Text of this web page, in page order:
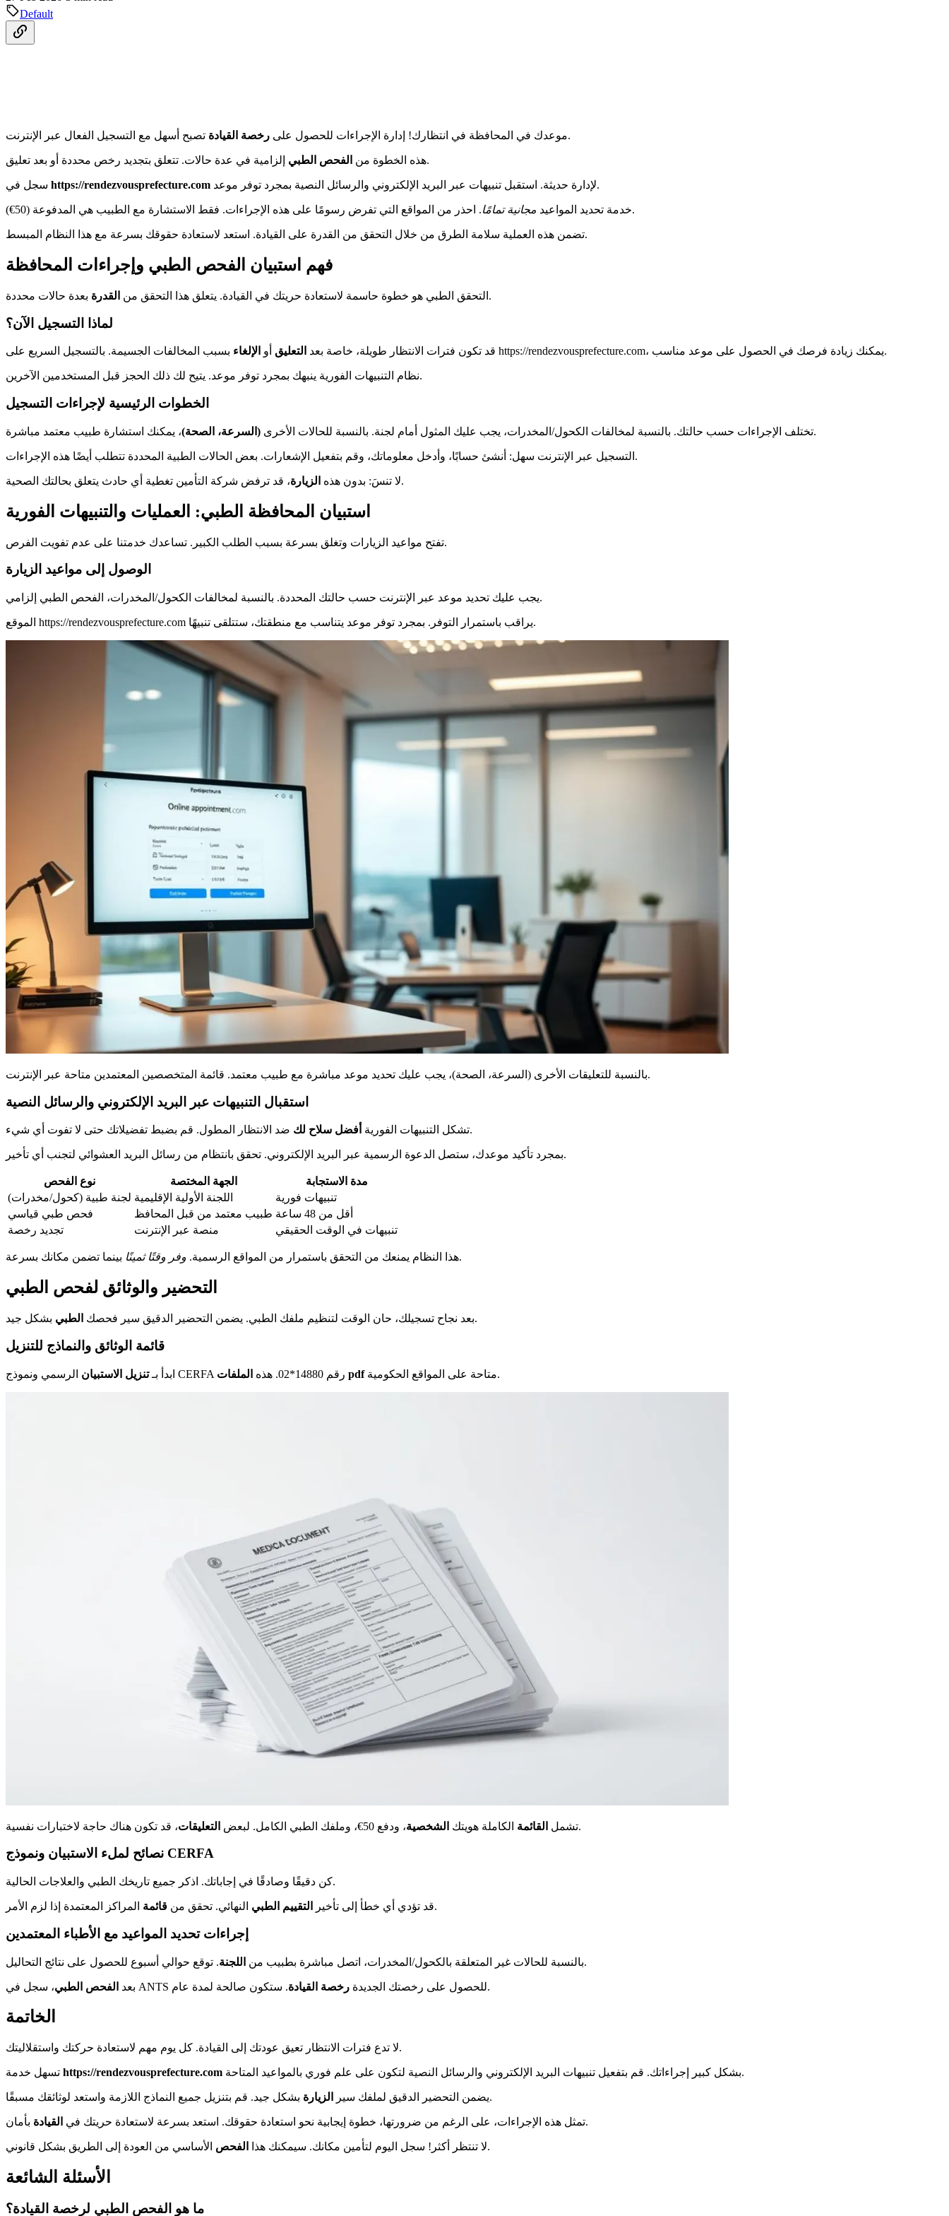
Default
موعدك في المحافظة في انتظارك! إدارة الإجراءات للحصول على رخصة القيادة تصبح أسهل مع التسجيل الفعال عبر الإنترنت.
هذه الخطوة من الفحص الطبي إلزامية في عدة حالات. تتعلق بتجديد رخص محددة أو بعد تعليق.
https://rendezvousprefecture.com لإدارة حديثة. استقبل تنبيهات عبر البريد الإلكتروني والرسائل النصية بمجرد توفر موعد.
خدمة تحديد المواعيد مجانية تمامًا . احذر من المواقع التي تفرض رسومًا على هذه الإجراءات. فقط الاستشارة مع الطبيب هي المدفوعة (50€).
تضمن هذه العملية سلامة الطرق من خلال التحقق من القدرة على القيادة. استعد لاستعادة حقوقك بسرعة مع هذا النظام المبسط.
فهم استبيان الفحص الطبي وإجراءات المحافظة
التحقق الطبي هو خطوة حاسمة لاستعادة حريتك في القيادة. يتعلق هذا التحقق من القدرة بعدة حالات محددة.
لماذا التسجيل الآن؟
قد تكون فترات الانتظار طويلة، خاصة بعد التعليق أو الإلغاء بسبب المخالفات الجسيمة. بالتسجيل السريع على https://rendezvousprefecture.com، يمكنك زيادة فرصك في الحصول على موعد مناسب.
نظام التنبيهات الفورية ينبهك بمجرد توفر موعد. يتيح لك ذلك الحجز قبل المستخدمين الآخرين.
الخطوات الرئيسية لإجراءات التسجيل
تختلف الإجراءات حسب حالتك. بالنسبة لمخالفات الكحول/المخدرات، يجب عليك المثول أمام لجنة. بالنسبة للحالات الأخرى (السرعة، الصحة) ، يمكنك استشارة طبيب معتمد مباشرة.
التسجيل عبر الإنترنت سهل: أنشئ حسابًا، وأدخل معلوماتك، وقم بتفعيل الإشعارات. بعض الحالات الطبية المحددة تتطلب أيضًا هذه الإجراءات.
لا تنسَ: بدون هذه الزيارة ، قد ترفض شركة التأمين تغطية أي حادث يتعلق بحالتك الصحية.
استبيان المحافظة الطبي: العمليات والتنبيهات الفورية
تفتح مواعيد الزيارات وتغلق بسرعة بسبب الطلب الكبير. تساعدك خدمتنا على عدم تفويت الفرص.
الوصول إلى مواعيد الزيارة
يجب عليك تحديد موعد عبر الإنترنت حسب حالتك المحددة. بالنسبة لمخالفات الكحول/المخدرات، الفحص الطبي إلزامي.
الموقع https://rendezvousprefecture.com يراقب باستمرار التوفر. بمجرد توفر موعد يتناسب مع منطقتك، ستتلقى تنبيهًا.
بالنسبة للتعليقات الأخرى (السرعة، الصحة)، يجب عليك تحديد موعد مباشرة مع طبيب معتمد. قائمة المتخصصين المعتمدين متاحة عبر الإنترنت.
استقبال التنبيهات عبر البريد الإلكتروني والرسائل النصية
تشكل التنبيهات الفورية أفضل سلاح لك ضد الانتظار المطول. قم بضبط تفضيلاتك حتى لا تفوت أي شيء.
بمجرد تأكيد موعدك، ستصل الدعوة الرسمية عبر البريد الإلكتروني. تحقق بانتظام من رسائل البريد العشوائي لتجنب أي تأخير.
نوع الفحص الجهة المختصة
مدة الاستجابة
لجنة طبية (كحول/مخدرات) اللجنة الأولية الإقليمية
تنبيهات فورية
فحص طبي قياسي
طبيب معتمد من قبل المحافظ
أقل من 48 ساعة
تجديد رخصة
منصة عبر الإنترنت تنبيهات في الوقت الحقيقي
هذا النظام يمنعك من التحقق باستمرار من المواقع الرسمية. وفر وقتًا ثمينًا بينما تضمن مكانك بسرعة.
التحضير والوثائق لفحص الطبي
بعد نجاح تسجيلك، حان الوقت لتنظيم ملفك الطبي. يضمن التحضير الدقيق سير فحصك الطبي بشكل جيد.
قائمة الوثائق والنماذج للتنزيل
ابدأ بـتنزيل الاستبيان الرسمي ونموذج CERFA رقم 14880*02. هذه الملفات pdf متاحة على المواقع الحكومية.
تشمل القائمة الكاملة هويتك الشخصية، ودفع 50€، وملفك الطبي الكامل. لبعض التعليقات ، قد تكون هناك حاجة لاختبارات نفسية.
نصائح لملء الاستبيان ونموذج CERFA
كن دقيقًا وصادقًا في إجاباتك. اذكر جميع تاريخك الطبي والعلاجات الحالية.
قد تؤدي أي خطأ إلى تأخير التقييم الطبي النهائي. تحقق من قائمة المراكز المعتمدة إذا لزم الأمر.
إجراءات تحديد المواعيد مع الأطباء المعتمدين
بالنسبة للحالات غير المتعلقة بالكحول/المخدرات، اتصل مباشرة بطبيب من اللجنة . توقع حوالي أسبوع للحصول على نتائج التحاليل.
بعد الفحص الطبي ، سجل في ANTS للحصول على رخصتك الجديدة رخصة القيادة . ستكون صالحة لمدة عام.
الخاتمة
لا تدع فترات الانتظار تعيق عودتك إلى القيادة. كل يوم مهم لاستعادة حركتك واستقلاليتك.
https://rendezvousprefecture.com بشكل كبير إجراءاتك. قم بتفعيل تنبيهات البريد الإلكتروني والرسائل النصية لتكون على علم فوري بالمواعيد المتاحة.
يضمن التحضير الدقيق لملفك سير الزيارة بشكل جيد. قم بتنزيل جميع النماذج اللازمة واستعد لوثائقك مسبقًا.
تمثل هذه الإجراءات، على الرغم من ضرورتها، خطوة إيجابية نحو استعادة حقوقك. استعد بسرعة لاستعادة حريتك في القيادة بأمان.
لا تنتظر أكثر! سجل اليوم لتأمين مكانك. سيمكنك هذا الفحص الأساسي من العودة إلى الطريق بشكل قانوني.
الأسئلة الشائعة
ما هو الفحص الطبي لرخصة القيادة؟